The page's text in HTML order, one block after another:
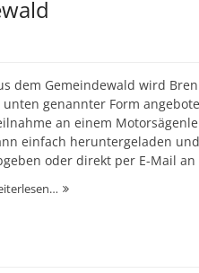
dem Gemeindewald wird
unten genannter Form
an einem
einfach heruntergeladen
oder direkt per E-Mail
Brennholz